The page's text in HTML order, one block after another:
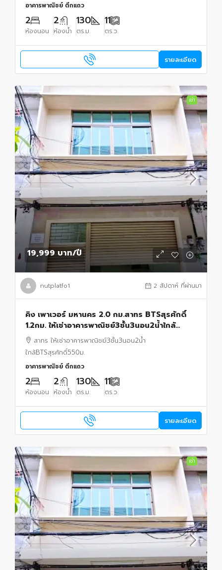
อาคารพาณิชย์ ตึกแถว
2
ห้องนอน
2
ห้องน้ำ
130
ตร.ม.
11
ตร.ว.
รายละเอียด
เช่า
19,999 บาท/ปี
nutplatfo1 2 สัปดาห์ ที่ผ่านมา
คิง เพาเวอร์ มหานคร 2.0 กม.สาทร BTSสุรศักดิ์
1.2กม. ให้เช่าอาคารพาณิชย์3ชั้น3นอน2น้ำใกล้
Central พระราม 3 1 กม.
สาทร ให้เช่าอาคารพาณิชย์3ชั้น3นอน2น้ำ
ใกล้BTSสุรศักดิ์550ม.
อาคารพาณิชย์ ตึกแถว
2
ห้องนอน
2
ห้องน้ำ
130
ตร.ม.
11
ตร.ว.
รายละเอียด
เช่า